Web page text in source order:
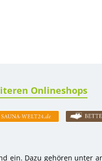
Onlineshops
Dazu gehören unter